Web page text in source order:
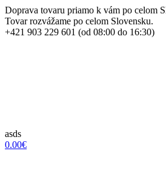
Doprava tovaru priamo k vám po celom
Tovar rozvážame po celom Slovensku.
+421 903 229 601 (od 08:00 do 16:30)
asds
0.00€